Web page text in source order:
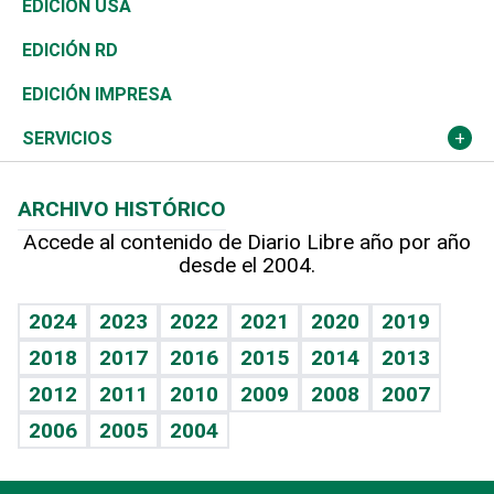
Ocenanía
Caribe
Resto del mundo
Telecom.
Global y variable
Economía personal
Sociales
Novedades
Podcast Arte Libre
Hablando con el pediatra
Vida y familia
Eñe
Celebrando la vida
Sin complejos
En pocas palabras
Tenis
Olimpismo
Más deportes
TBT Deportivo
En Directo
El Espía
Noticiero Poteleche
Columnistas
Más firmas
Tecnología
Historia
Martes de tecnología
Cambio climático
Economía
Revista
Deportes
Opinión
Hecho en casa
Guía del dinero
EDICIÓN USA
EDICIÓN RD
EDICIÓN IMPRESA
SERVICIOS
Cumpleaños
Horóscopos
Crucigramas
ARCHIVO HISTÓRICO
Accede al contenido de Diario Libre año por año
desde el 2004.
2024 2023 2022 2021 2020
2019
2018
2017 2016 2015 2014
2013
2012
2011 2010 2009 2008
2007
2006
2005 2004